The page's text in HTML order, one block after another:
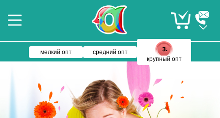
мелкий опт
средний опт
крупный опт